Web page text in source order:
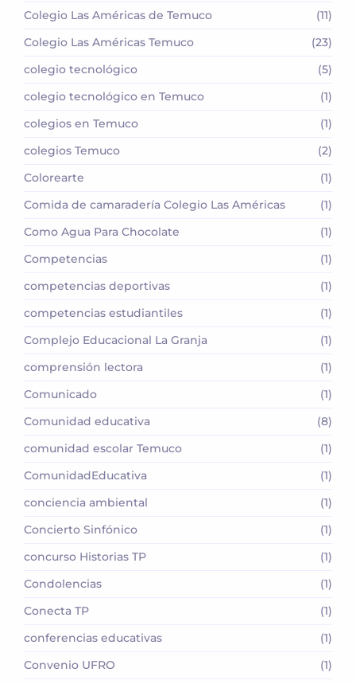
Colegio Las Américas de Temuco
(11)
Colegio Las Américas Temuco
(23)
colegio tecnológico
(5)
colegio tecnológico en Temuco
(1)
colegios en Temuco
(1)
colegios Temuco
(2)
Colorearte
(1)
Comida de camaradería Colegio Las Américas
(1)
Como Agua Para Chocolate
(1)
Competencias
(1)
competencias deportivas
(1)
competencias estudiantiles
(1)
Complejo Educacional La Granja
(1)
comprensión lectora
(1)
Comunicado
(1)
Comunidad educativa
(8)
comunidad escolar Temuco
(1)
ComunidadEducativa
(1)
conciencia ambiental
(1)
Concierto Sinfónico
(1)
concurso Historias TP
(1)
Condolencias
(1)
Conecta TP
(1)
conferencias educativas
(1)
Convenio UFRO
(1)